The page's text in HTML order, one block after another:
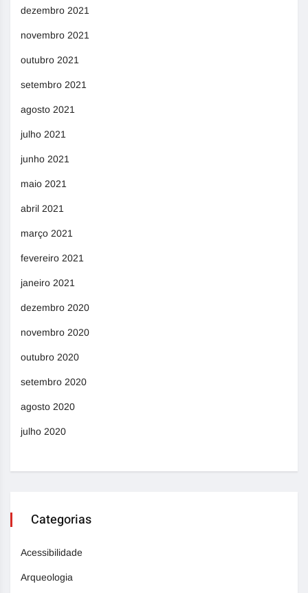
dezembro 2021
novembro 2021
outubro 2021
setembro 2021
agosto 2021
julho 2021
junho 2021
maio 2021
abril 2021
março 2021
fevereiro 2021
janeiro 2021
dezembro 2020
novembro 2020
outubro 2020
setembro 2020
agosto 2020
julho 2020
Categorias
Acessibilidade
Arqueologia